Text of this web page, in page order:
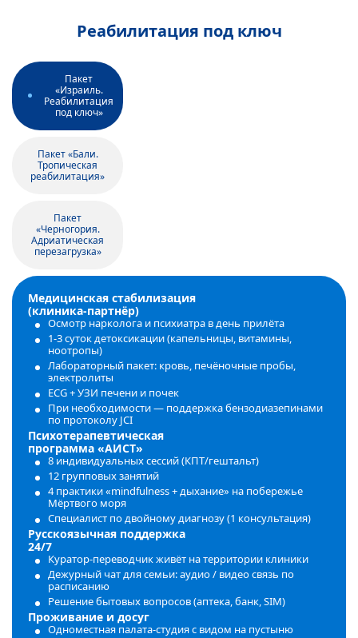
Реабилитация под ключ
Медицинская стабилизация
(клиника‑партнёр)
Осмотр нарколога и психиатра в день прилёта
1‑3 суток детоксикации (капельницы, витамины,
ноотропы)
Лабораторный пакет: кровь, печёночные пробы,
электролиты
ECG + УЗИ печени и почек
При необходимости — поддержка бензодиазепинами
по протоколу JCI
Психотерапевтическая
программа «АИСТ»
8 индивидуальных сессий (КПТ/гештальт)
12 групповых занятий
4 практики «mindfulness + дыхание» на побережье
Мёртвого моря
Специалист по двойному диагнозу (1 консультация)
Русскоязычная поддержка
24/7
Куратор‑переводчик живёт на территории клиники
Дежурный чат для семьи: аудио / видео связь по
расписанию
Решение бытовых вопросов (аптека, банк, SIM)
Проживание и досуг
Одноместная палата‑студия с видом на пустыню
Пакет
«Израиль.
Реабилитация
под ключ»
Пакет «Бали.
Тропическая
реабилитация»
Пакет
«Черногория.
Адриатическая
перезагрузка»